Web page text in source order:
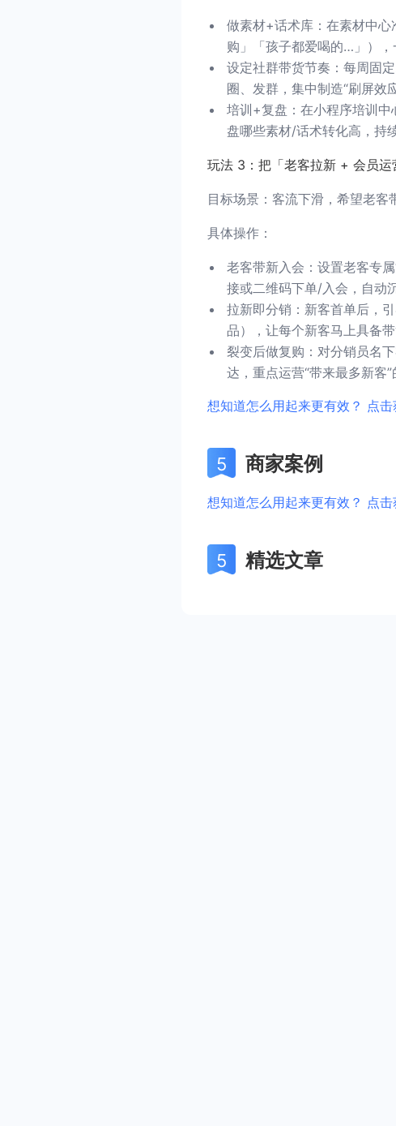
做素材+话术库：在素材中
购」「孩子都爱喝的…」），
设定社群带货节奏：每周固
圈、发群，集中制造“刷屏效应
培训+复盘：在小程序培训
盘哪些素材/话术转化高，持
玩法 3：把「老客拉新 + 会员
目标场景：客流下滑，希望老
具体操作：
老客带新入会：设置老客专
接或二维码下单/入会，自动
拉新即分销：新客首单后，
品），让每个新客马上具备带
裂变后做复购：对分销员名
达，重点运营“带来最多新客
想知道怎么用起来更有效？ 点
商家案例
想知道怎么用起来更有效？ 点
精选文章